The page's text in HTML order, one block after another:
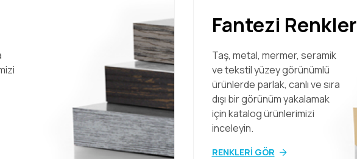
Fantezi Renkler
Taş, metal, mermer, seramik
ve tekstil yüzey görünümlü
ürünlerde parlak, canlı ve sıra
dışı bir görünüm yakalamak
için katalog ürünlerimizi
inceleyin.
RENKLERİ GÖR